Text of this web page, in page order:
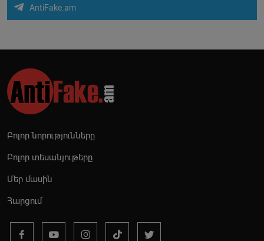
AntiFake.am
Բոլոր նորությունները
Բոլոր տեսանյութերը
Մեր մասին
Հարցում